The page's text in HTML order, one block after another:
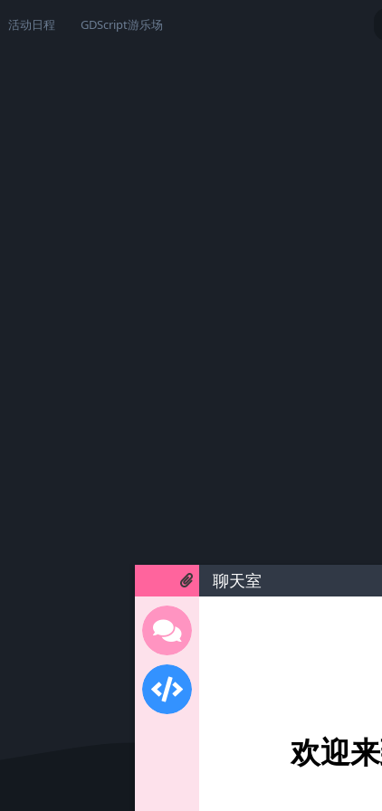
活动日程 GDScript游乐场
聊天室
欢迎